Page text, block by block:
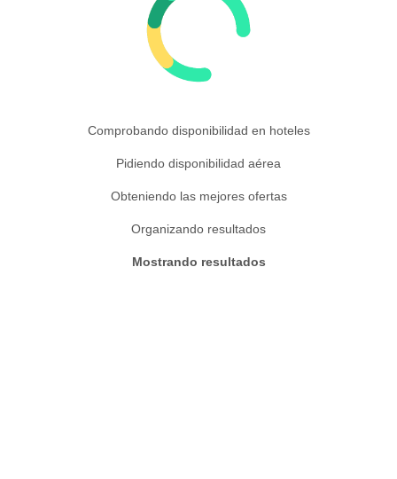
Comprobando disponibilidad en hoteles
Pidiendo disponibilidad aérea
Obteniendo las mejores ofertas
Organizando resultados
Mostrando resultados